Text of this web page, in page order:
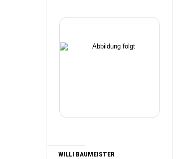
WILLI BAUMEISTER